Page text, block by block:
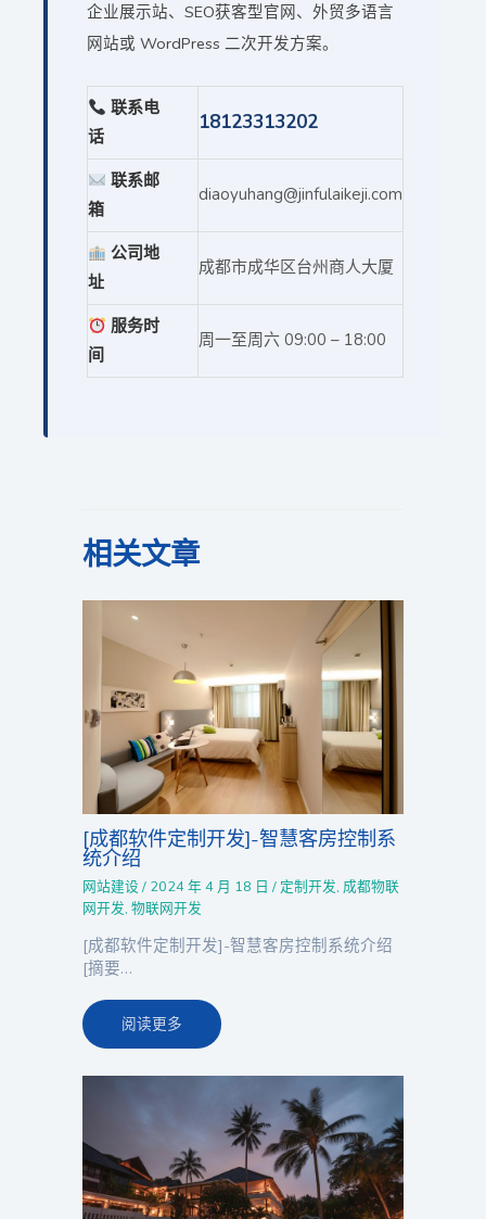
企业展示站、SEO获客型官网、外贸多语言
网站或 WordPress 二次开发方案。
联系电
话
18123313202
联系邮
箱
diaoyuhang@jinfulaikeji.com
公司地
址
成都市成华区台州商人大厦
服务时
间
周一至周六 09:00 – 18:00
相关文章
[成都软件定制开发]-智慧客房控制系
统介绍
网站建设 / 2024 年 4 月 18 日/ 定制开发,成都物联
网开发,物联网开发
[成都软件定制开发]-智慧客房控制系统介绍
[摘要…
阅读更多